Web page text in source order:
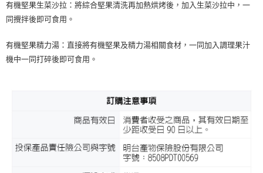
有機堅果生菜沙拉：將綜合堅果清洗再加熱烘烤後，加入生菜沙拉中，一
同攪拌後即可食用。
有機堅果精力湯：直接將有機堅果及精力湯相關食材，一同加入調理果汁
機中一同打碎後即可食用。